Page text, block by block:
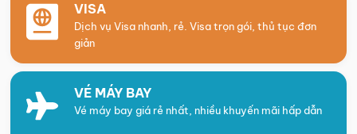
VISA
Dịch vụ Visa nhanh, rẻ. Visa trọn gói, thủ tục đơn
giản
VÉ MÁY BAY
Vé máy bay giá rẻ nhất, nhiều khuyến mãi hấp dẫn